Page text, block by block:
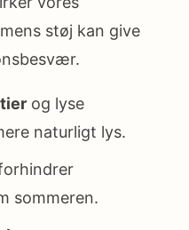
støj kan give
og lyse
naturligt lys.
sommeren.